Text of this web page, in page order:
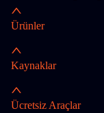
Ürünler
Kaynaklar
Ücretsiz Araçlar